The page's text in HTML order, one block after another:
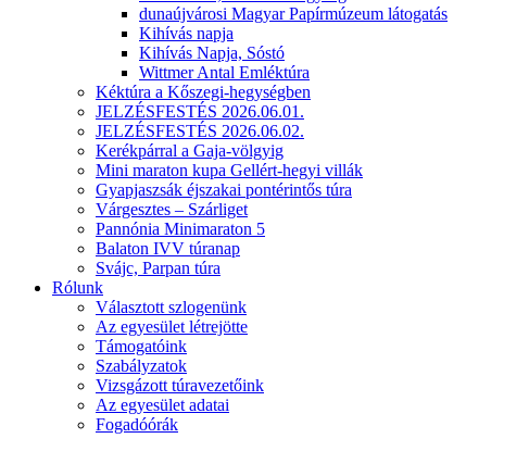
dunaújvárosi Magyar Papírmúzeum látogatás
Kihívás napja
Kihívás Napja, Sóstó
Wittmer Antal Emléktúra
Kéktúra a Kőszegi-hegységben
JELZÉSFESTÉS 2026.06.01.
JELZÉSFESTÉS 2026.06.02.
Kerékpárral a Gaja-völgyig
Mini maraton kupa Gellért-hegyi villák
Gyapjaszsák éjszakai pontérintős túra
Várgesztes – Szárliget
Pannónia Minimaraton 5
Balaton IVV túranap
Svájc, Parpan túra
Rólunk
Választott szlogenünk
Az egyesület létrejötte
Támogatóink
Szabályzatok
Vizsgázott túravezetőink
Az egyesület adatai
Fogadóórák